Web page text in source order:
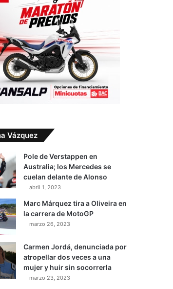
Vázquez
Pole de Verstappen en
Australia; los Mercedes se
cuelan delante de Alonso
abril 1, 2023
Marc Márquez tira a Oliveira en
la carrera de MotoGP
marzo 26, 2023
Carmen Jordá, denunciada por
atropellar dos veces a una
mujer y huir sin socorrerla
marzo 23, 2023